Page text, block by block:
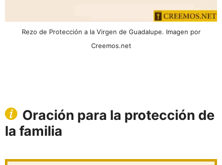
Rezo de Protección a la Virgen de Guadalupe. Imagen por
Creemos.net
Oración para la protección de
la familia